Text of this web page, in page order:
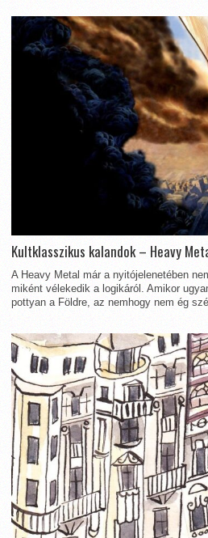
Kultklasszikus kalandok – Heavy
A Heavy Metal már a nyitójelenetében
miként vélekedik a logikáról. Amikor
pottyan a Földre, az nemhogy nem ég